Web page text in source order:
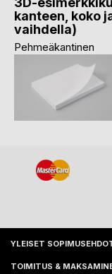
kanteen, koko
vaihdella)
Pehmeäkantinen
YLEISET
TOIMITUS &